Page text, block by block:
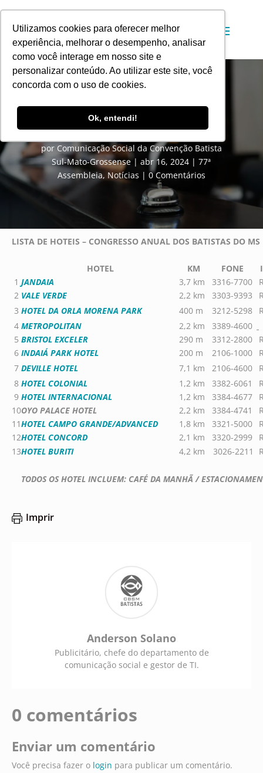
Utilizamos cookies para oferecer melhor
experiência, melhorar o desempenho, analisar
como você interage em nosso site e
personalizar conteúdo. Ao utilizar este site, você
concorda com o uso de cookies.
Ok, entendi!
Congresso Anual da CBSM: Lista de
Hotéis
por Comunicação Social da Convenção Batista
Sul-Mato-Grossense
abr 16, 2024
77ª
Assembleia, Notícias 0 Comentários
LISTA DE HOTEIS – CONGRESSO ANUAL DOS BATISTAS DO MS
HOTEL KM FONE
1 JANDAIA 3,7 km 3316-7700
2 VALE VERDE 2,2 km 3303-9393
3 HOTEL DA ORLA MORENA PARK 400 m 3212-5298
4 METROPOLITAN 2,2 km
3389-4600
5 BRISTOL EXCELER 290 m 3312-2800
6 INDAIÁ PARK HOTEL 200 m 2106-1000
7 DEVILLE HOTEL 7,1 km 2106-4600
8 HOTEL COLONIAL 1,2 km 3382-6061
9 HOTEL INTERNACIONAL 1,2 km 3384-4677
10OYO PALACE HOTEL 2,2 km 3384-4741
11HOTEL CAMPO GRANDE/ADVANCED 1,8 km 3321-5000
12HOTEL CONCORD 2,1 km 3320-2999
13HOTEL BURITI 4,2 km 3026-2211
TODOS OS HOTEL INCLUEM: CAFÉ DA MANHÃ /
Imprir
Publicitário, chefe do departamento de
comunicação social e gestor de TI.
Anderson Solano
0 comentários
Enviar um comentário
Você precisa fazer o login para publicar um comentário.